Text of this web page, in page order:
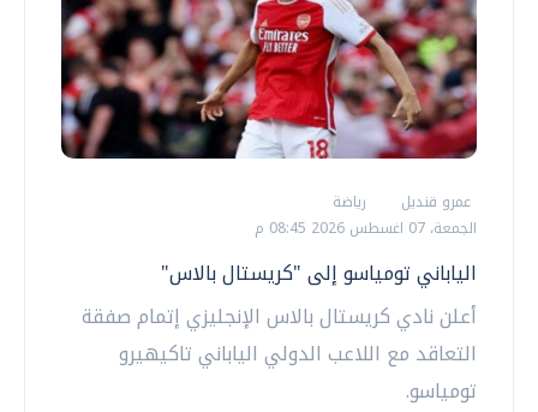
عمرو قنديل
رياضة
الجمعة، 07 اغسطس 2026 08:45 م
الياباني تومياسو إلى "كريستال بالاس"
أعلن نادي كريستال بالاس الإنجليزي إتمام صفقة
التعاقد مع اللاعب الدولي الياباني تاكيهيرو
تومياسو.